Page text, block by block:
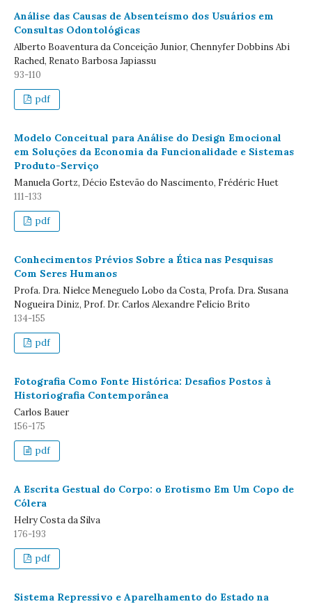
Análise das Causas de Absenteísmo dos Usuários em
Consultas Odontológicas
Alberto Boaventura da Conceição Junior, Chennyfer Dobbins Abi
Rached, Renato Barbosa Japiassu
93-110
pdf
Modelo Conceitual para Análise do Design Emocional
em Soluções da Economia da Funcionalidade e Sistemas
Produto-Serviço
Manuela Gortz, Décio Estevão do Nascimento, Frédéric Huet
111-133
pdf
Conhecimentos Prévios Sobre a Ética nas Pesquisas
Com Seres Humanos
Profa. Dra. Nielce Meneguelo Lobo da Costa, Profa. Dra. Susana
Nogueira Diniz, Prof. Dr. Carlos Alexandre Felício Brito
134-155
pdf
Fotografia Como Fonte Histórica: Desafios Postos à
Historiografia Contemporânea
Carlos Bauer
156-175
pdf
A Escrita Gestual do Corpo: o Erotismo Em Um Copo de
Cólera
Helry Costa da Silva
176-193
pdf
Sistema Repressivo e Aparelhamento do Estado na